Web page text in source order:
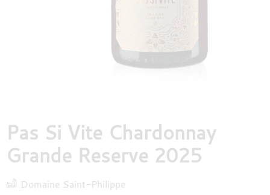
Pas Si Vite Chardonnay
Grande Reserve 2025
Domaine Saint-Philippe